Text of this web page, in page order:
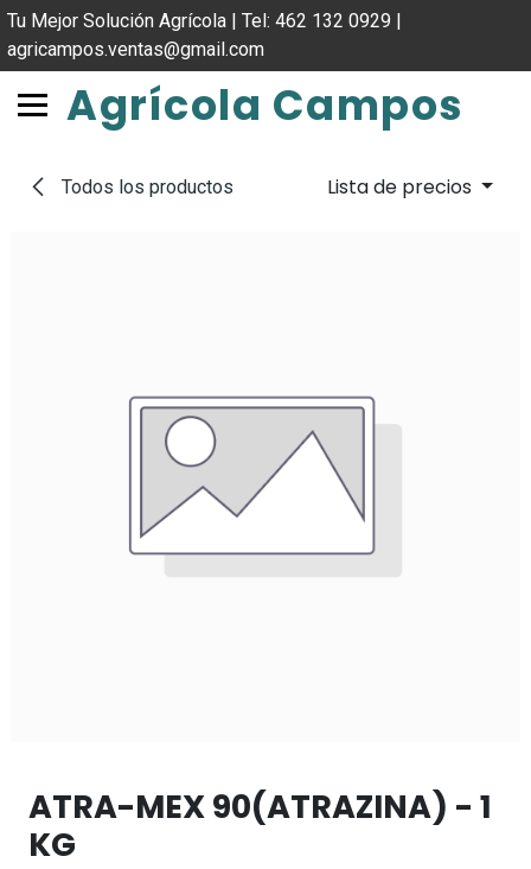
Tu Mejor Solución Agrícola | Tel: 462 132 0929 |
agricampos.ventas@gmail.com
Agrícola Campos
Todos los productos Lista de precios
ATRA-MEX 90(ATRAZINA) - 1
KG